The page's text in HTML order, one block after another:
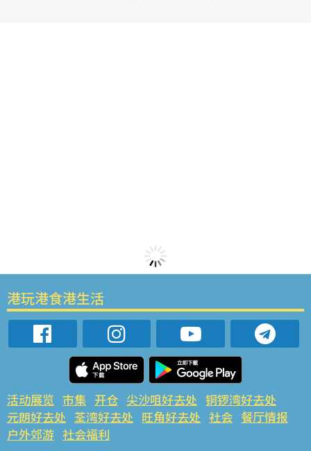
港玩港食港生活
活动展览 市集 开仓 尖沙咀好去处 铜锣湾好去处
元朗好去处 荃湾好去处 旺角好去处 社会 餐厅情报
户外郊游 社会福利